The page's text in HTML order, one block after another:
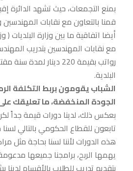
بمنع التجمعات، حيث تشهد الدائرة
قمنا بالتعاون مع نقابات
أيضا اتفاقية ما بين وزارة البلديات (
مع نقابات المهندسين بتدريب
رواتب بقيمة 220 دينار
البلدية.
الشباب يقومون بربط التكلفة
الجودة المنخفضة، ما تعليقك
بعكس ذلك، لدينا دورات قيمة جداً
تابعون للقطاع الحكومي بالتالي
هذه الدورات لأننا لسنا بحاجة مثل
يهمها الربح، برامجنا جميعها
بتقديم تدريب للطلاب بالأقسام